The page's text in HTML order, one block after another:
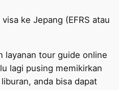
ke Jepang (EFRS atau
layanan tour guide online
lagi pusing memikirkan
anda bisa dapat